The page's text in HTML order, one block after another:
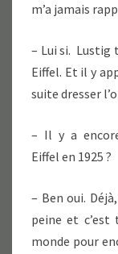
m’a jamais
– Lui si. Lustig
Eiffel. Et il y
suite dresser
– Il y a
Eiffel en 1925 ?
– Ben oui.
peine et
monde pour